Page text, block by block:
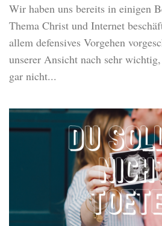
Wir haben uns bereits in einigen
Thema Christ und Internet
allem defensives Vorgehen
unserer Ansicht nach sehr
gar nicht...